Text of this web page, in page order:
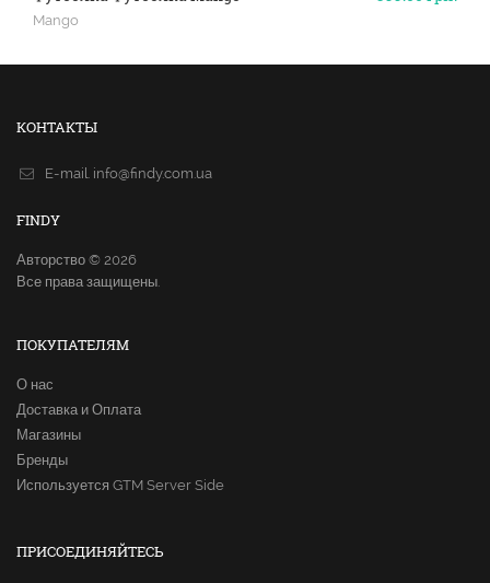
Mango
КОНТАКТЫ
E-mail. info@findy.com.ua
FINDY
Авторство © 2026
Все права защищены.
ПОКУПАТЕЛЯМ
О нас
Доставка и Оплата
Магазины
Бренды
Используется GTM Server Side
ПРИСОЕДИНЯЙТЕСЬ